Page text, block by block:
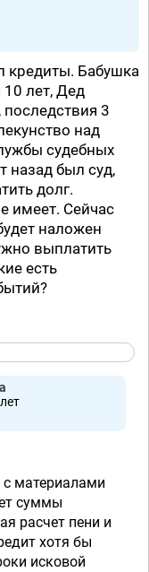
кредиты. Бабушка
10 лет, Дед
3
над
судебных
назад был суд,
долг.
имеет. Сейчас
наложен
выплатить
есть
материалами
суммы
расчет пени и
хотя бы
исковой